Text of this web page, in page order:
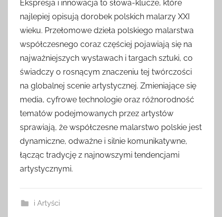
Ekspresja i innowacja to słowa-klucze, które
najlepiej opisują dorobek polskich malarzy XXI
wieku. Przełomowe dzieła polskiego malarstwa
współczesnego coraz częściej pojawiają się na
najważniejszych wystawach i targach sztuki, co
świadczy o rosnącym znaczeniu tej twórczości
na globalnej scenie artystycznej. Zmieniające się
media, cyfrowe technologie oraz różnorodność
tematów podejmowanych przez artystów
sprawiają, że współczesne malarstwo polskie jest
dynamiczne, odważne i silnie komunikatywne,
łącząc tradycję z najnowszymi tendencjami
artystycznymi.
i Artyści